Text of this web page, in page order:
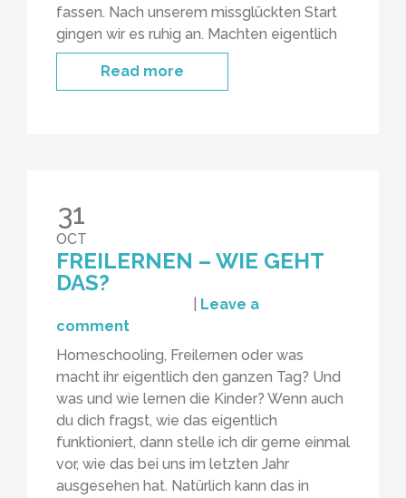
fassen. Nach unserem missglückten Start
gingen wir es ruhig an. Machten eigentlich
Read more
31
OCT
FREILERNEN – WIE GEHT
DAS?
Leave a
comment
Homeschooling, Freilernen oder was
macht ihr eigentlich den ganzen Tag? Und
was und wie lernen die Kinder? Wenn auch
du dich fragst, wie das eigentlich
funktioniert, dann stelle ich dir gerne einmal
vor, wie das bei uns im letzten Jahr
ausgesehen hat. Natürlich kann das in